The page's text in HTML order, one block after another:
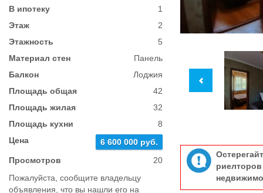
В ипотеку
1
Этаж
2
Этажность
5
Материал стен
Панель
Балкон
Лоджия
Площадь общая
42
Площадь жилая
32
Площадь кухни
8
Цена
6 600 000 руб.
Просмотров
20
Пожалуйста, сообщите владельцу
объявления, что вы нашли его на